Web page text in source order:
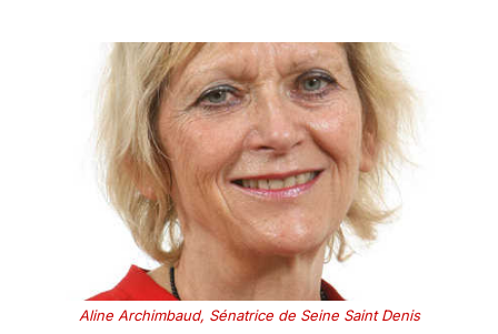
Aline Archimbaud, Sénatrice de Seine Saint Denis